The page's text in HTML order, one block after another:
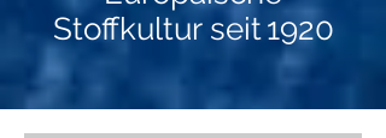
Stoffkultur seit 1920